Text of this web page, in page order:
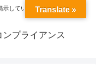
示しています
プライアンス
Translate »